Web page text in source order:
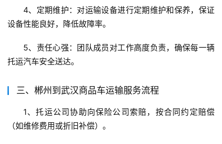
4、定期维护：对运输设备进行定期维护和保养，保证
设备性能良好，降低故障率。
5、责任心强：团队成员对工作高度负责，确保每一辆
托运汽车安全送达。
三、郴州到武汉商品车运输服务流程
1、托运公司协助向保险公司索赔，按合同约定赔偿
（如维修费用或折旧补偿）。